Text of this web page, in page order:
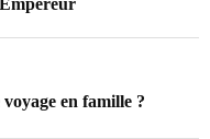
en famille ?